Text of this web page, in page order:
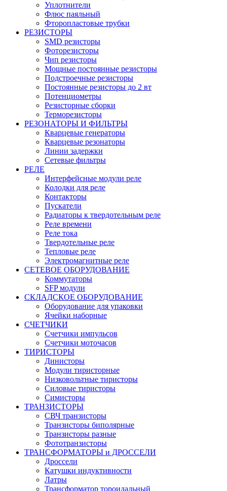
Уплотнители
Флюс паяльный
Фторопластовые трубки
РЕЗИСТОРЫ
SMD резисторы
Фоторезисторы
Чип резисторы
Мощные постоянные резисторы
Подстроечные резисторы
Постоянные резисторы до 2 вт
Потенциометры
Резисторные сборки
Терморезисторы
РЕЗОНАТОРЫ И ФИЛЬТРЫ
Кварцевые генераторы
Кварцевые резонаторы
Линии задержки
Сетевые фильтры
РЕЛЕ
Интерфейсные модули реле
Колодки для реле
Контакторы
Пускатели
Радиаторы к твердотельным реле
Реле времени
Реле тока
Твердотельные реле
Тепловые реле
Электромагнитные реле
СЕТЕВОЕ ОБОРУДОВАНИЕ
Коммутаторы
SFP модули
СКЛАДСКОЕ ОБОРУДОВАНИЕ
Оборудование для упаковки
Ячейки наборные
СЧЕТЧИКИ
Счетчики импульсов
Счетчики моточасов
ТИРИСТОРЫ
Динисторы
Модули тиристорные
Низковольтные тиристоры
Силовые тиристоры
Симисторы
ТРАНЗИСТОРЫ
СВЧ транзисторы
Транзисторы биполярные
Транзисторы разные
Фототранзисторы
ТРАНСФОРМАТОРЫ и ДРОССЕЛИ
Дроссели
Катушки индуктивности
Латры
Трансформатор тороидальный